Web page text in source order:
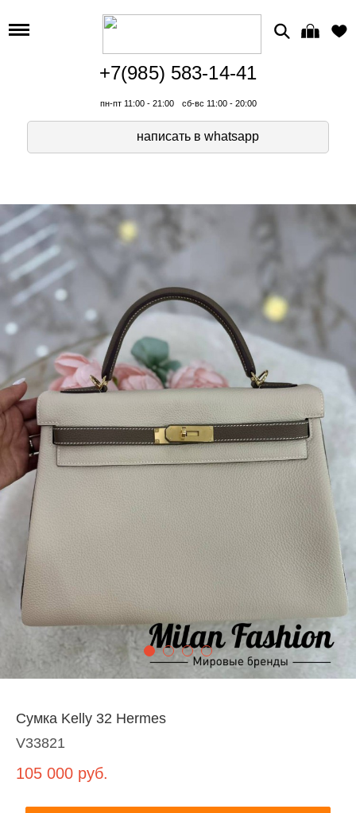
+7(985) 583-14-41
пн-пт 11:00 - 21:00 сб-вс 11:00 - 20:00
написать в whatsapp
Сумка Kelly 32 Hermes
V33821
105 000 руб.